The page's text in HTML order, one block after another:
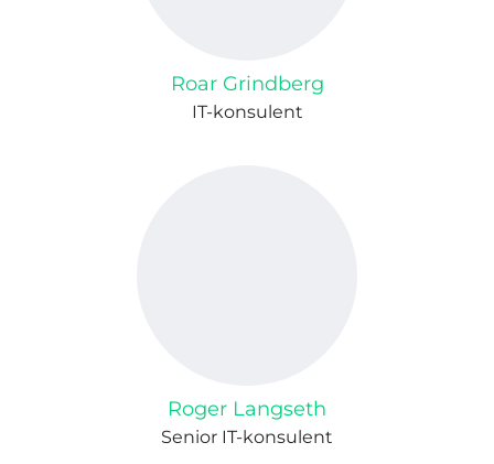
Roar Grindberg
IT-konsulent
Roger Langseth
Senior IT-konsulent